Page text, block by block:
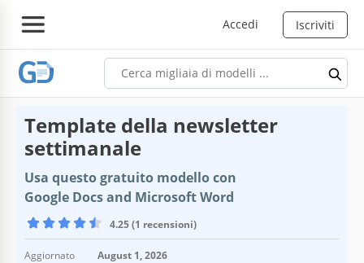
Accedi Iscriviti
Template della newsletter
settimanale
Usa questo gratuito modello con
Google Docs and Microsoft Word
4.25 (1 recensioni)
Aggiornato
August 1, 2026